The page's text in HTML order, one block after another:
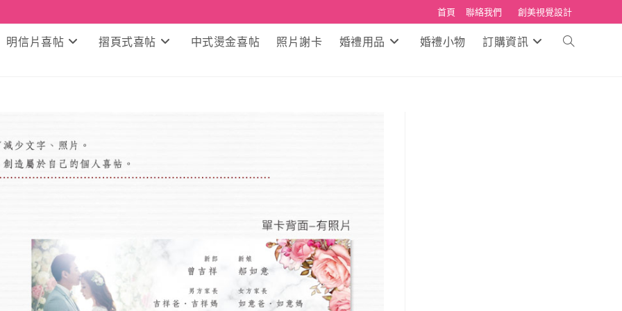
首頁 聯絡我們 創美視覺設計
明信片喜帖 摺頁式喜帖 中式燙金喜帖 照片謝卡 婚禮用品 婚禮小物 訂購資訊 Toggle